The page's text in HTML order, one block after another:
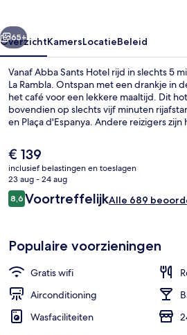
Volgende
65+
OverzichtKamersLocatieBeleid
Vanaf Abba Sants Hotel rijd in slechts 5
La Rambla. Ontspan met een drankje in
het café voor een lekkere maaltijd. Dit
bovendien op slechts vijf minuten
en Plaça d'Espanya. Andere reizigers
loopafstand: het is 3 minuten lopen naar
minuten naar Metrostation Plaça del
De
huidige
prijs
is
€ 139
€ 139
inclusief belastingen en toeslagen
23 aug - 24 aug
Beoordelingen
8,68,6 op 10 –
VoortreffelijkAlle 689
Populaire voorzieningen
Gratis wifi
Airconditioning
Wasfaciliteiten